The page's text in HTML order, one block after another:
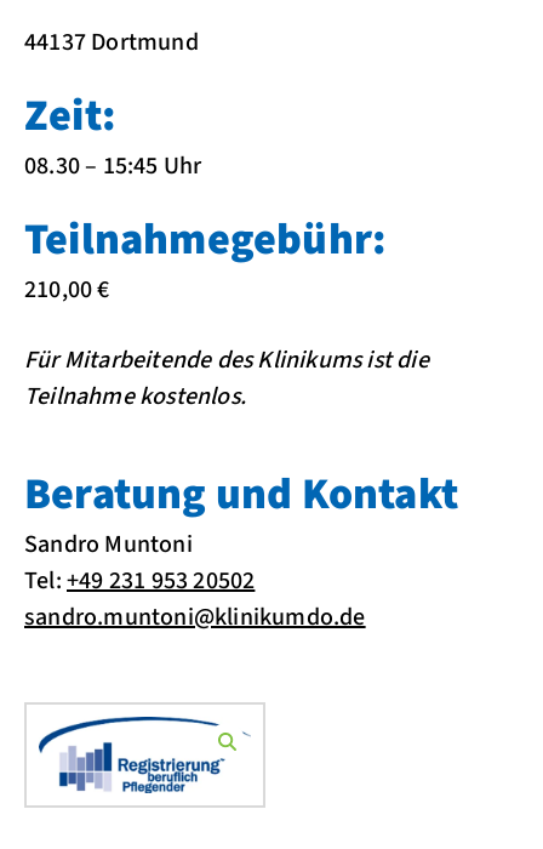
44137 Dortmund
Zeit:
08.30 – 15:45 Uhr
Teilnahmegebühr:
210,00 €
Für Mitarbeitende des Klinikums ist die
Teilnahme kostenlos.
Beratung und Kontakt
Sandro Muntoni
Tel:+49 231 953 20502
sandro.muntoni@klinikumdo.de